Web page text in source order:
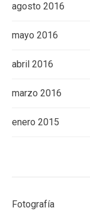
agosto 2016
mayo 2016
abril 2016
marzo 2016
enero 2015
Fotografía